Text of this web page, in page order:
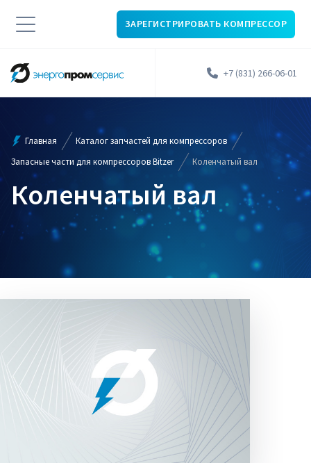
ЗАРЕГИСТРИРОВАТЬ КОМПРЕССОР
+7 (831) 266-06-01
Главная
Каталог запчастей для компрессоров
Запасные части для компрессоров Bitzer
Коленчатый вал
Коленчатый вал